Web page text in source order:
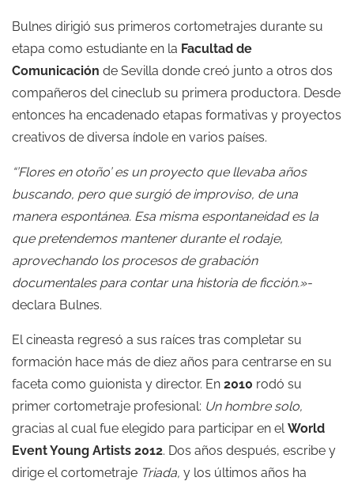
Bulnes dirigió sus primeros cortometrajes durante su
etapa como estudiante en la Facultad de
Comunicación de Sevilla donde creó junto a otros dos
compañeros del cineclub su primera productora. Desde
entonces ha encadenado etapas formativas y proyectos
creativos de diversa índole en varios países.
“’Flores en otoño’ es un proyecto que llevaba años
buscando, pero que surgió de improviso, de una
manera espontánea. Esa misma espontaneidad es la
que pretendemos mantener durante el rodaje,
aprovechando los procesos de grabación
documentales para contar una historia de ficción.»-
declara Bulnes.
El cineasta regresó a sus raíces tras completar su
formación hace más de diez años para centrarse en su
faceta como guionista y director. En 2010 rodó su
primer cortometraje profesional: Un hombre solo,
gracias al cual fue elegido para participar en elWorld
Event Young Artists 2012. Dos años después, escribe y
dirige el cortometraje Triada, y los últimos años ha